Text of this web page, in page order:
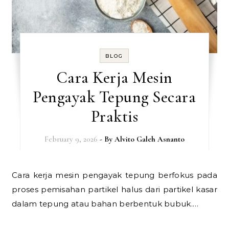
BLOG
Cara Kerja Mesin
Pengayak Tepung Secara
Praktis
February 9, 2026 - By Alvito Galeh Asnanto
Cara kerja mesin pengayak tepung berfokus pada
proses pemisahan partikel halus dari partikel kasar
dalam tepung atau bahan berbentuk bubuk.…